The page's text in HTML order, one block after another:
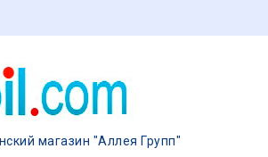
магазин "Аллея Групп"